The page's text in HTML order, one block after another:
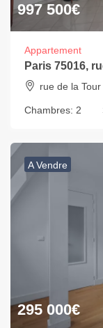
997 500€
Appartement
Paris 75016,
rue de la Tour
Chambres: 2
A Vendre
295 000€